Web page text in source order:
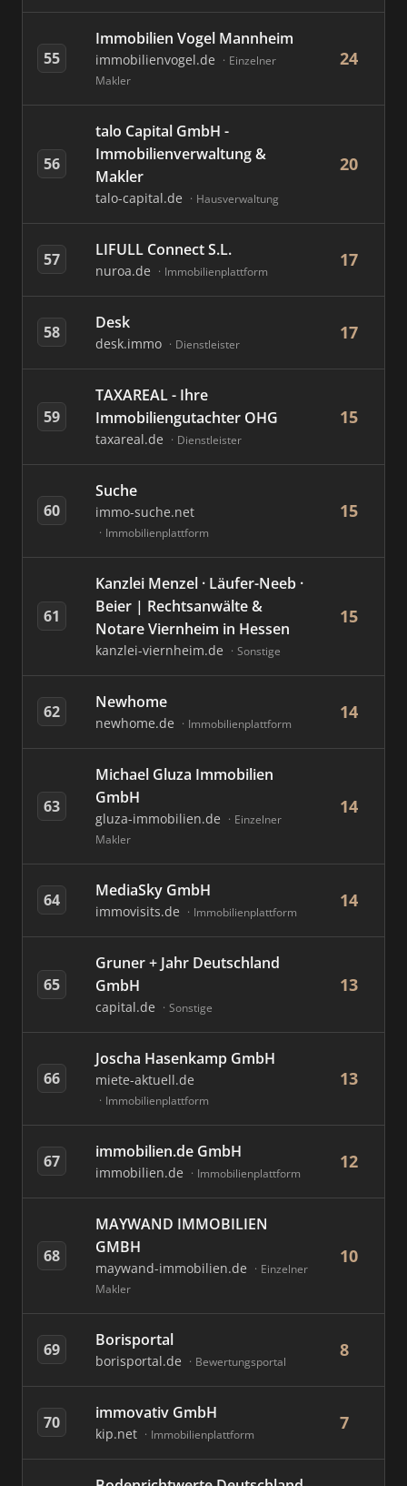
55
Immobilien Vogel Mannheim
immobilienvogel.de
Einzelner
Makler
24
56
talo Capital GmbH -
Immobilienverwaltung &
Makler
talo-capital.de Hausverwaltung
20
57 LIFULL Connect S.L.
nuroa.de Immobilienplattform
17
58 Desk
desk.immo Dienstleister
17
59
TAXAREAL - Ihre
Immobiliengutachter OHG
taxareal.de Dienstleister
15
60
Suche
immo-suche.net
Immobilienplattform
15
61
Kanzlei Menzel · Läufer-Neeb ·
Beier | Rechtsanwälte &
Notare Viernheim in Hessen
kanzlei-viernheim.de Sonstige
15
62 Newhome
newhome.de Immobilienplattform
14
63
Michael Gluza Immobilien
GmbH
gluza-immobilien.de
Einzelner
Makler
14
64 MediaSky GmbH
immovisits.de Immobilienplattform
14
65
Gruner + Jahr Deutschland
GmbH
capital.de Sonstige
13
66
Joscha Hasenkamp GmbH
miete-aktuell.de
Immobilienplattform
13
67 immobilien.de GmbH
immobilien.de Immobilienplattform
12
68
MAYWAND IMMOBILIEN
GMBH
maywand-immobilien.de
Einzelner
Makler
10
69 Borisportal
borisportal.de Bewertungsportal
8
70 immovativ GmbH
kip.net Immobilienplattform
7